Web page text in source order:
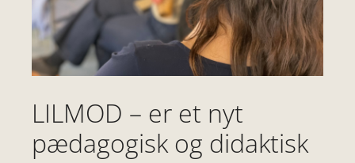
LILMOD – er et nyt
pædagogisk og didaktisk